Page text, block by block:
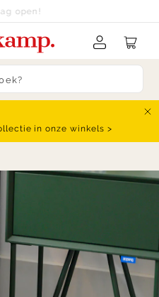
open!
in onze winkels >